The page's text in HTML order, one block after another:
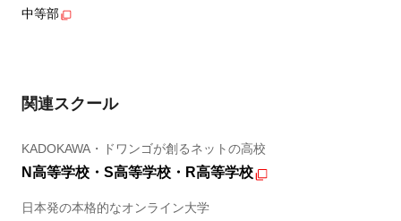
中等部
関連スクール
KADOKAWA・ドワンゴが創るネットの高校
N高等学校・S高等学校・R高等学校
日本発の本格的なオンライン大学